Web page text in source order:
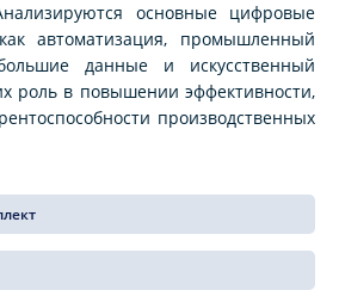
основные цифровые
автоматизация, промышленный
данные и искусственный
роль в повышении эффективности,
производственных